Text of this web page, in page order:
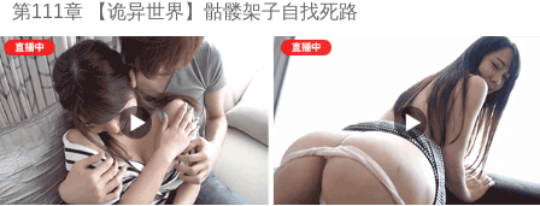
第111章 【诡异世界】骷髅架子自找死路